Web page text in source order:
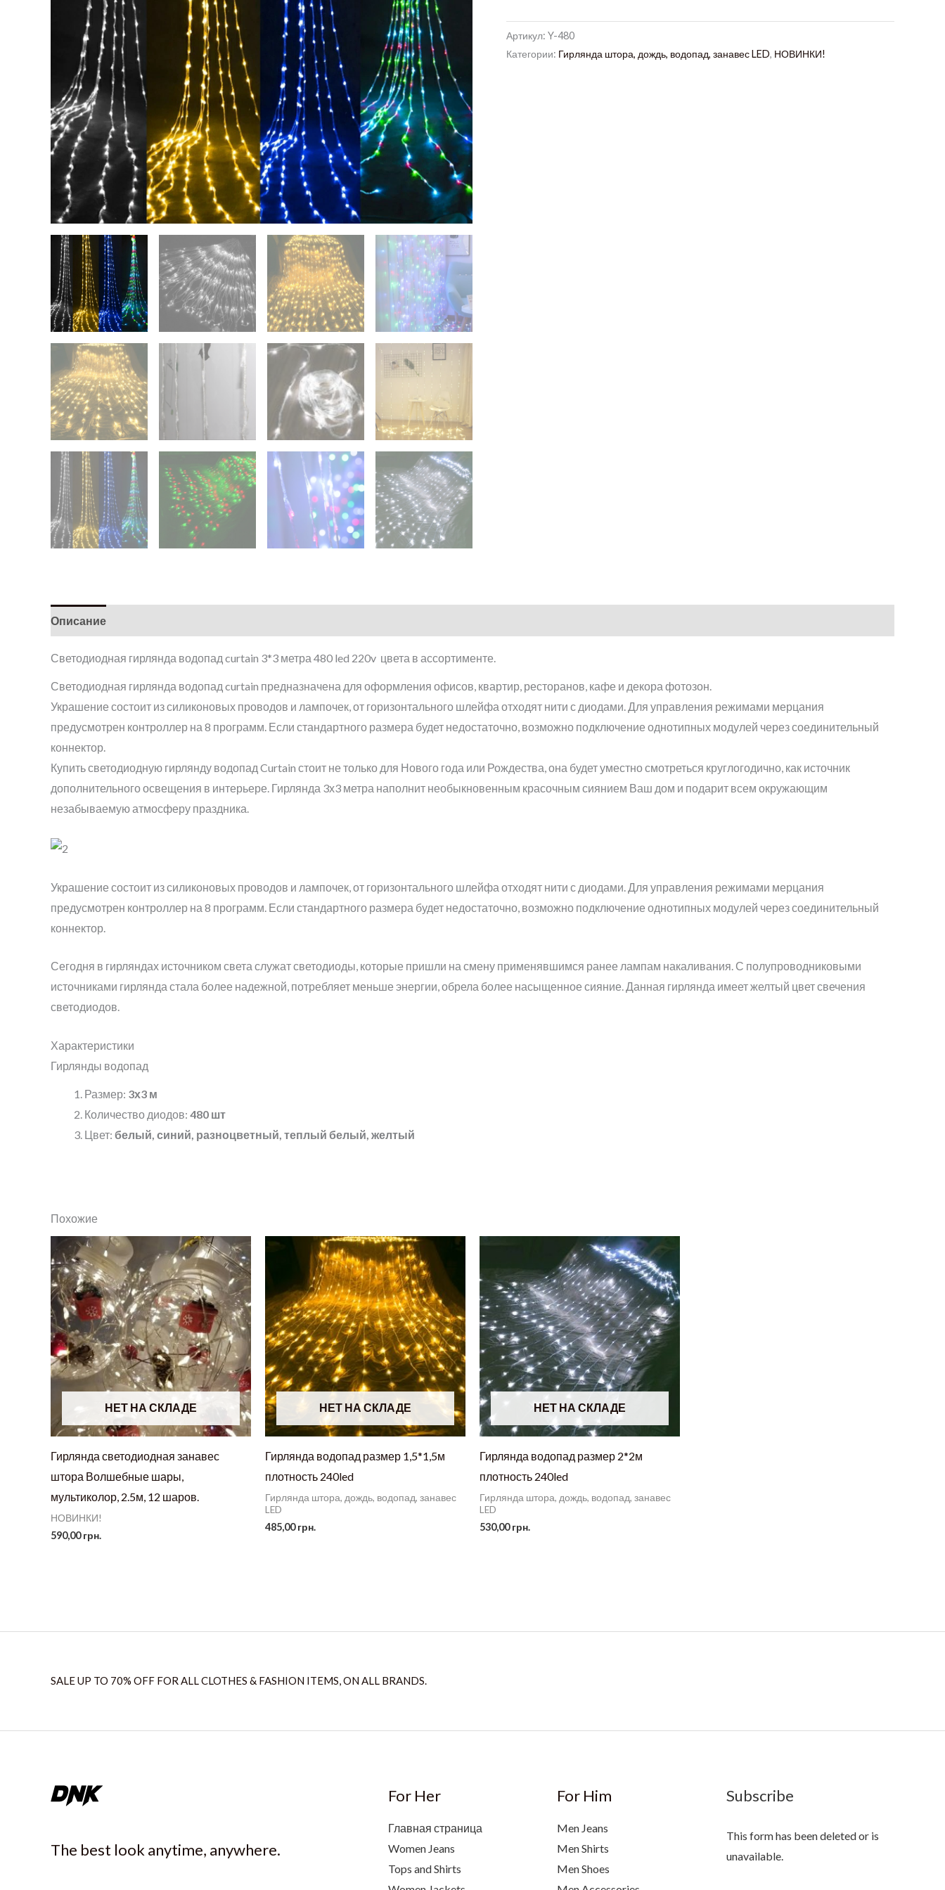
Артикул: Y-480
Категории: Гирлянда штора, дождь, водопад, занавес LED, НОВИНКИ!
Описание
Светодиодная гирлянда водопад curtain 3*3 метра 480 led 220v цвета в ассортименте.
Светодиодная гирлянда водопад curtain предназначена для оформления офисов, квартир, ресторанов, кафе и декора фотозон.
Украшение состоит из силиконовых проводов и лампочек, от горизонтального шлейфа отходят нити с диодами. Для управления режимами мерцания
предусмотрен контроллер на 8 программ. Если стандартного размера будет недостаточно, возможно подключение однотипных модулей через соединительный
коннектор.
Купить светодиодную гирлянду водопад Curtain стоит не только для Нового года или Рождества, она будет уместно смотреться круглогодично, как источник
дополнительного освещения в интерьере. Гирлянда 3х3 метра наполнит необыкновенным красочным сиянием Ваш дом и подарит всем окружающим
незабываемую атмосферу праздника.
Украшение состоит из силиконовых проводов и лампочек, от горизонтального шлейфа отходят нити с диодами. Для управления режимами мерцания
предусмотрен контроллер на 8 программ. Если стандартного размера будет недостаточно, возможно подключение однотипных модулей через соединительный
коннектор.
Сегодня в гирляндах источником света служат светодиоды, которые пришли на смену применявшимся ранее лампам накаливания. С полупроводниковыми
источниками гирлянда стала более надежной, потребляет меньше энергии, обрела более насыщенное сияние. Данная гирлянда имеет желтый цвет свечения
светодиодов.
Характеристики
Гирлянды водопад
Размер: 3х3 м
Количество диодов: 480 шт
Цвет: белый, синий, разноцветный, теплый белый, желтый
Похожие
НЕТ НА СКЛАДЕ
Гирлянда светодиодная занавес
штора Волшебные шары,
мультиколор, 2.5м, 12 шаров.
НОВИНКИ!
590,00грн.
НЕТ НА СКЛАДЕ
Гирлянда водопад размер 1,5*1,5м
плотность 240led
Гирлянда штора, дождь, водопад, занавес
LED
485,00грн.
НЕТ НА СКЛАДЕ
Гирлянда водопад размер 2*2м
плотность 240led
Гирлянда штора, дождь, водопад, занавес
LED
530,00грн.
SALE UP TO 70% OFF FOR ALL CLOTHES & FASHION ITEMS, ON ALL BRANDS.
The best look anytime, anywhere.
For Her
Главная страница
Women Jeans
Tops and Shirts
For Him
Men Jeans
Men Shirts
Men Shoes
Subscribe
This form has been deleted or is
unavailable.